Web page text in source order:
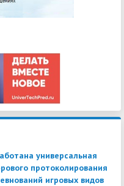
универсальная
протоколирования
игровых видов